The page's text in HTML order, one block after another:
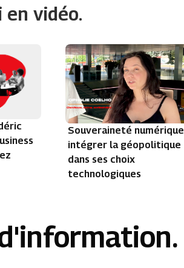
en vidéo.
Souveraineté
intégrer la géopolitique
dans ses choix
technologiques